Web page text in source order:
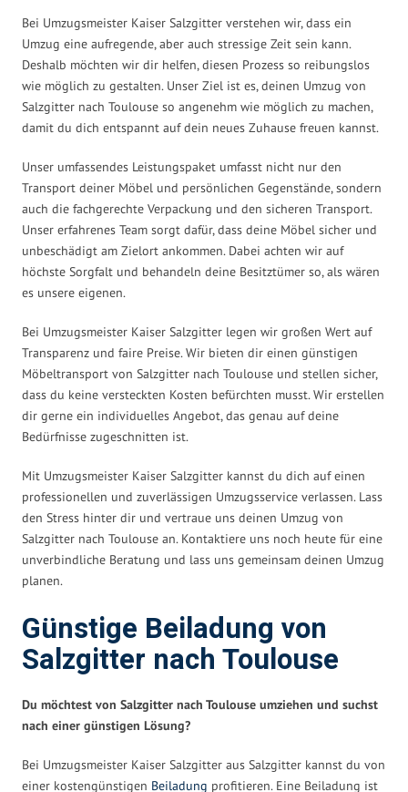
Bei Umzugsmeister Kaiser Salzgitter verstehen wir, dass ein
Umzug eine aufregende, aber auch stressige Zeit sein kann.
Deshalb möchten wir dir helfen, diesen Prozess so reibungslos
wie möglich zu gestalten. Unser Ziel ist es, deinen Umzug von
Salzgitter nach Toulouse so angenehm wie möglich zu machen,
damit du dich entspannt auf dein neues Zuhause freuen kannst.
Unser umfassendes Leistungspaket umfasst nicht nur den
Transport deiner Möbel und persönlichen Gegenstände, sondern
auch die fachgerechte Verpackung und den sicheren Transport.
Unser erfahrenes Team sorgt dafür, dass deine Möbel sicher und
unbeschädigt am Zielort ankommen. Dabei achten wir auf
höchste Sorgfalt und behandeln deine Besitztümer so, als wären
es unsere eigenen.
Bei Umzugsmeister Kaiser Salzgitter legen wir großen Wert auf
Transparenz und faire Preise. Wir bieten dir einen günstigen
Möbeltransport von Salzgitter nach Toulouse und stellen sicher,
dass du keine versteckten Kosten befürchten musst. Wir erstellen
dir gerne ein individuelles Angebot, das genau auf deine
Bedürfnisse zugeschnitten ist.
Mit Umzugsmeister Kaiser Salzgitter kannst du dich auf einen
professionellen und zuverlässigen Umzugsservice verlassen. Lass
den Stress hinter dir und vertraue uns deinen Umzug von
Salzgitter nach Toulouse an. Kontaktiere uns noch heute für eine
unverbindliche Beratung und lass uns gemeinsam deinen Umzug
planen.
Günstige Beiladung von
Salzgitter nach Toulouse
Du möchtest von Salzgitter nach Toulouse umziehen und suchst
nach einer günstigen Lösung?
Bei Umzugsmeister Kaiser Salzgitter aus Salzgitter kannst du von
einer kostengünstigen Beiladung profitieren. Eine Beiladung ist